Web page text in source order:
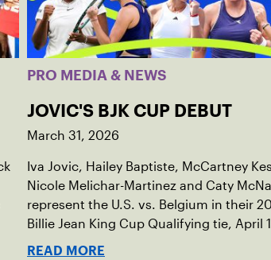
PRO MEDIA & NEWS
JOVIC'S BJK CUP DEBUT
March 31, 2026
Iva Jovic, Hailey Baptiste, McCartney
Nicole Melichar-Martinez and Caty
represent the U.S. vs. Belgium in their
Billie Jean King Cup Qualifying tie, April
indoor red clay in Ostend, Belgium.
READ MORE